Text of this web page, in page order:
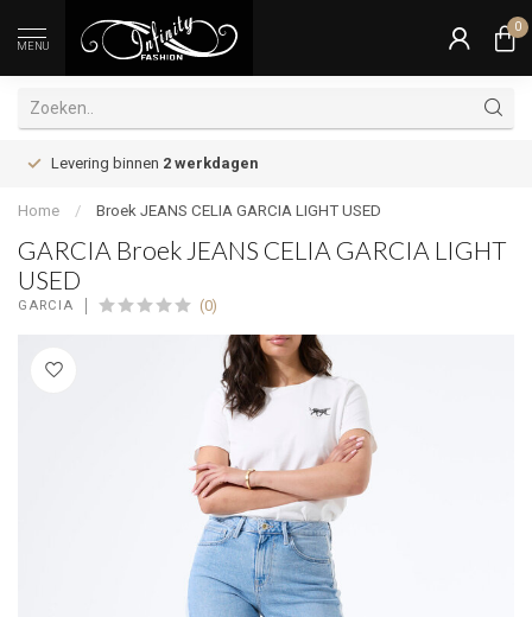
MENU
0
Levering binnen 2 werkdagen
Home / Broek JEANS CELIA GARCIA LIGHT USED
GARCIA Broek JEANS CELIA GARCIA LIGHT
USED
GARCIA (0)